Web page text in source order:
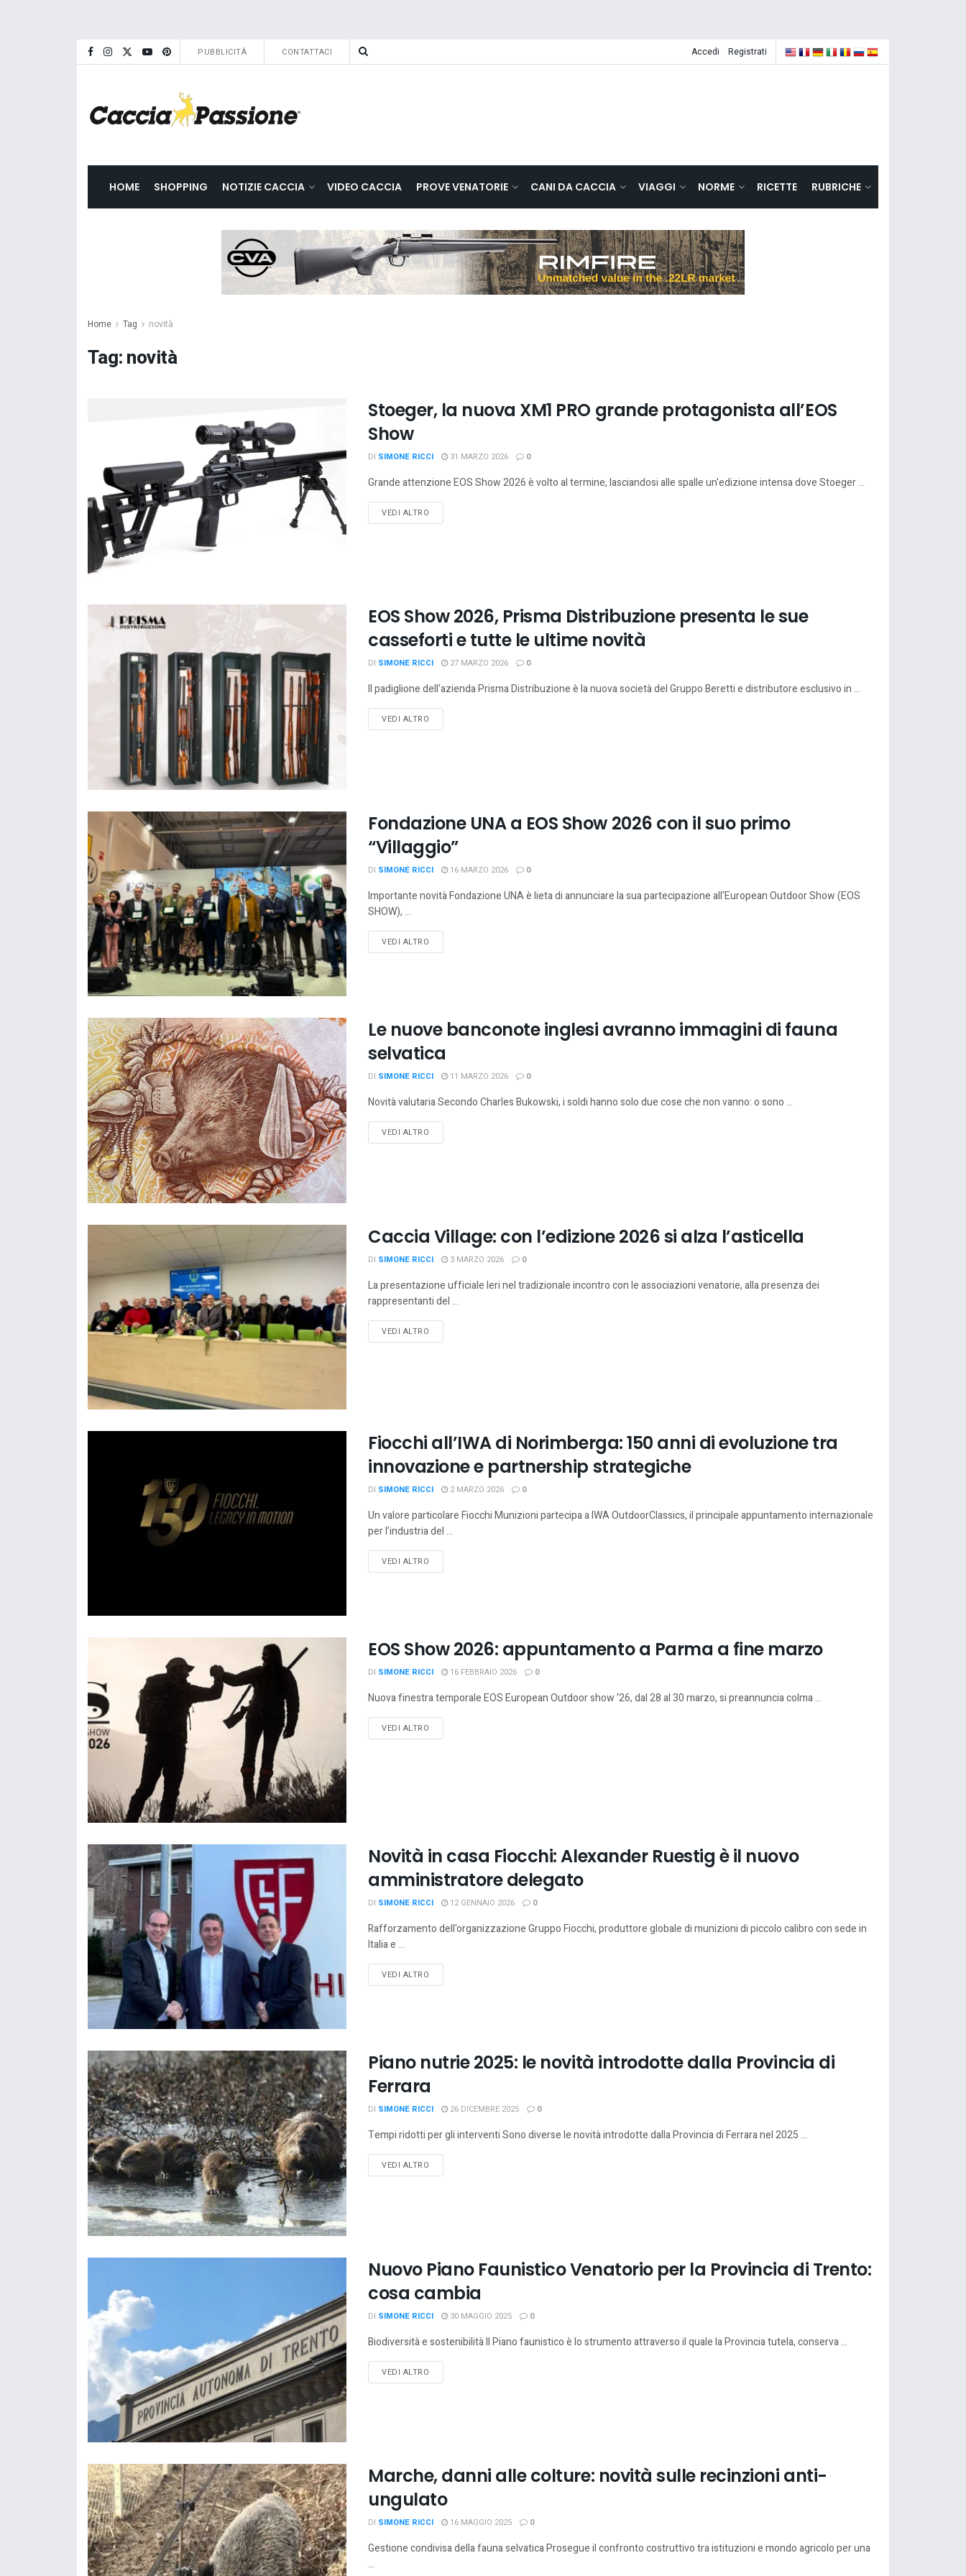
PUBBLICITÀ CONTATTACI Accedi Registrati
HOME SHOPPING NOTIZIE CACCIA VIDEO CACCIA PROVE VENATORIE CANI DA CACCIA VIAGGI NORME RICETTE RUBRICHE
Home Tag novità
Tag:novità
Stoeger, la nuova XM1 PRO grande protagonista all’EOS
Show
DI SIMONE RICCI 31 MARZO 2026 0
Grande attenzione EOS Show 2026 è volto al termine, lasciandosi alle spalle un'edizione intensa dove Stoeger ...
VEDI ALTRO
EOS Show 2026, Prisma Distribuzione presenta le sue
casseforti e tutte le ultime novità
DI SIMONE RICCI 27 MARZO 2026 0
Il padiglione dell'azienda Prisma Distribuzione è la nuova società del Gruppo Beretti e distributore esclusivo in ...
VEDI ALTRO
Fondazione UNA a EOS Show 2026 con il suo primo
“Villaggio”
DI SIMONE RICCI 16 MARZO 2026 0
Importante novità Fondazione UNA è lieta di annunciare la sua partecipazione all'European Outdoor Show (EOS
SHOW), ...
VEDI ALTRO
Le nuove banconote inglesi avranno immagini di fauna
selvatica
DI SIMONE RICCI 11 MARZO 2026 0
Novità valutaria Secondo Charles Bukowski, i soldi hanno solo due cose che non vanno: o sono ...
VEDI ALTRO
Caccia Village: con l’edizione 2026 si alza l’asticella
DI SIMONE RICCI 3 MARZO 2026 0
La presentazione ufficiale Ieri nel tradizionale incontro con le associazioni venatorie, alla presenza dei
rappresentanti del ...
VEDI ALTRO
Fiocchi all’IWA di Norimberga: 150 anni di evoluzione tra
innovazione e partnership strategiche
DI SIMONE RICCI 2 MARZO 2026 0
Un valore particolare Fiocchi Munizioni partecipa a IWA OutdoorClassics, il principale appuntamento internazionale
per l’industria del ...
VEDI ALTRO
EOS Show 2026: appuntamento a Parma a fine marzo
DI SIMONE RICCI 16 FEBBRAIO 2026 0
Nuova finestra temporale EOS European Outdoor show ‘26, dal 28 al 30 marzo, si preannuncia colma ...
VEDI ALTRO
Novità in casa Fiocchi: Alexander Ruestig è il nuovo
amministratore delegato
DI SIMONE RICCI 12 GENNAIO 2026 0
Rafforzamento dell'organizzazione Gruppo Fiocchi, produttore globale di munizioni di piccolo calibro con sede in
Italia e ...
VEDI ALTRO
Piano nutrie 2025: le novità introdotte dalla Provincia di
Ferrara
DI SIMONE RICCI 26 DICEMBRE 2025 0
Tempi ridotti per gli interventi Sono diverse le novità introdotte dalla Provincia di Ferrara nel 2025 ...
VEDI ALTRO
Nuovo Piano Faunistico Venatorio per la Provincia di Trento:
cosa cambia
DI SIMONE RICCI 30 MAGGIO 2025 0
Biodiversità e sostenibilità Il Piano faunistico è lo strumento attraverso il quale la Provincia tutela, conserva ...
VEDI ALTRO
Marche, danni alle colture: novità sulle recinzioni anti-
ungulato
DI SIMONE RICCI 16 MAGGIO 2025 0
Gestione condivisa della fauna selvatica Prosegue il confronto costruttivo tra istituzioni e mondo agricolo per una
...